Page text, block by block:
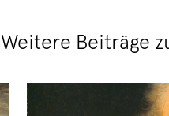
Weitere Beiträge